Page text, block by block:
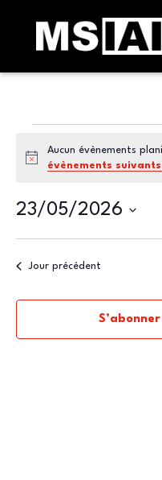
for
mai
2026
Notice
Aucun évènements
évènements suivants
23/05/2026
date.
Jour précédent